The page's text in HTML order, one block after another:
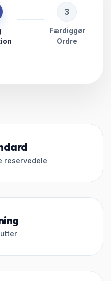
3
Færdiggør
Ordre
reservedele